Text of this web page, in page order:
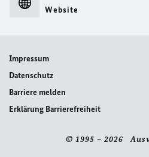
Website
Impressum
Datenschutz
Barriere melden
Erklärung Barrierefreiheit
© 1995 – 2026